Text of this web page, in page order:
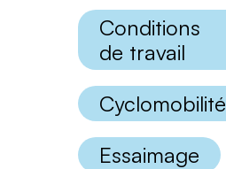
Conditions
de travail
Cyclomobilité
Essaimage